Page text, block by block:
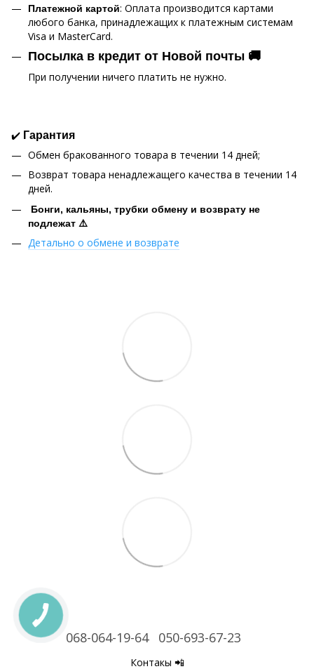
Платежной картой: Оплата производится картами
любого банка, принадлежащих к платежным системам
Visa и MasterCard.
Посылка в кредит от Новой почты 🚚
При получении ничего платить не нужно.
✔️ Гарантия
Обмен бракованного товара в течении 14 дней;
Возврат товара ненадлежащего качества в течении 14
дней.
Бонги, кальяны, трубки обмену и возврату не
подлежат ⚠️
Детально о обмене и возврате
068-064-19-64 050-693-67-23
Контакы 📲